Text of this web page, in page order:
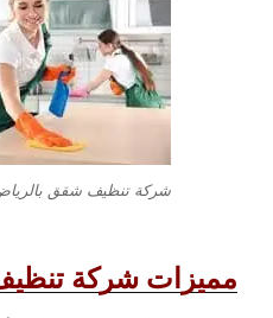
شركة تنظيف شقق
مميزات شركة